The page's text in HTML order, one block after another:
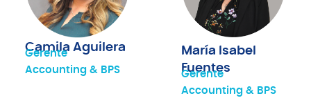
Camila Aguilera
Gerente
Accounting & BPS
María Isabel
Fuentes
Gerente
Accounting & BPS